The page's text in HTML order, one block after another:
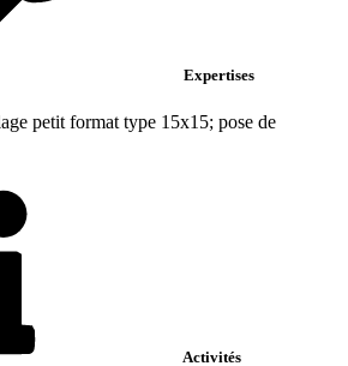
Expertises
petit format type 15x15; pose de
Activités